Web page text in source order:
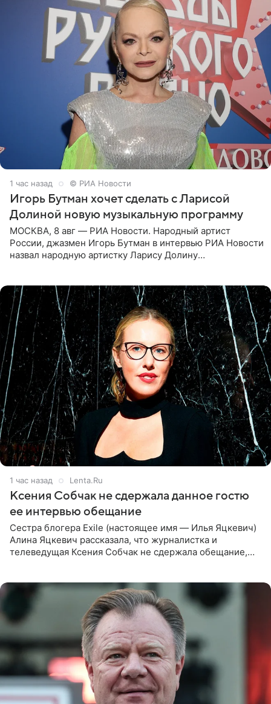
1 час назад © РИА Новости
Игорь Бутман хочет сделать с Ларисой
Долиной новую музыкальную программу
МОСКВА, 8 авг — РИА Новости. Народный артист
России, джазмен Игорь Бутман в интервью РИА Новости
назвал народную артистку Ларису Долину
1 час назад Lenta.Ru
Ксения Собчак не сдержала данное гостю
ее интервью обещание
Сестра блогера Exile (настоящее имя — Илья Яцкевич)
Алина Яцкевич рассказала, что журналистка и
телеведущая Ксения Собчак не сдержала обещание,